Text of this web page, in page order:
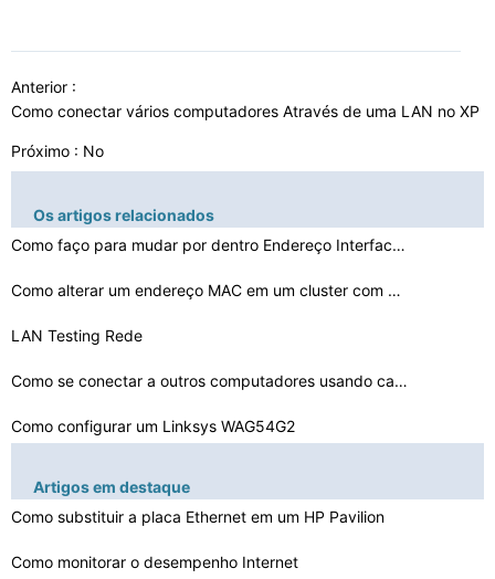
Anterior :
Como conectar vários computadores Através de uma LAN no XP
Próximo : No
Os artigos relacionados
Como faço para mudar por dentro Endereço Interface em…
Como alterar um endereço MAC em um cluster com balance…
LAN Testing Rede
Como se conectar a outros computadores usando cabos USB…
Como configurar um Linksys WAG54G2
O que é um SmartPort Cisco 2960
Como fazer carga de rede Balanceadores Trabalho
Artigos em destaque
Como substituir a placa Ethernet em um HP Pavilion
Como monitorar o desempenho Internet